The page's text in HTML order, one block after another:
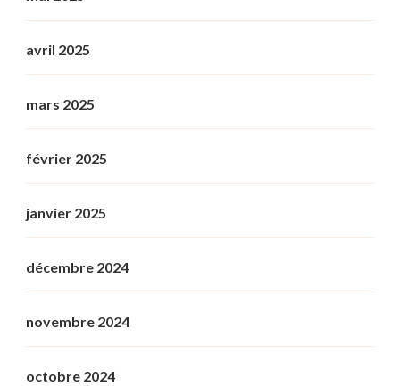
avril 2025
mars 2025
février 2025
janvier 2025
décembre 2024
novembre 2024
octobre 2024